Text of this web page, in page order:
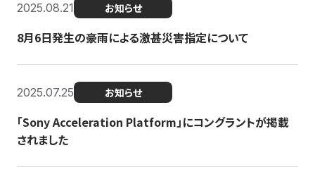
2025.08.21 お知らせ
8月6日発生の豪雨による激甚災害指定について
2025.07.25 お知らせ
「Sony Acceleration Platform」にコングラントが掲載
されました